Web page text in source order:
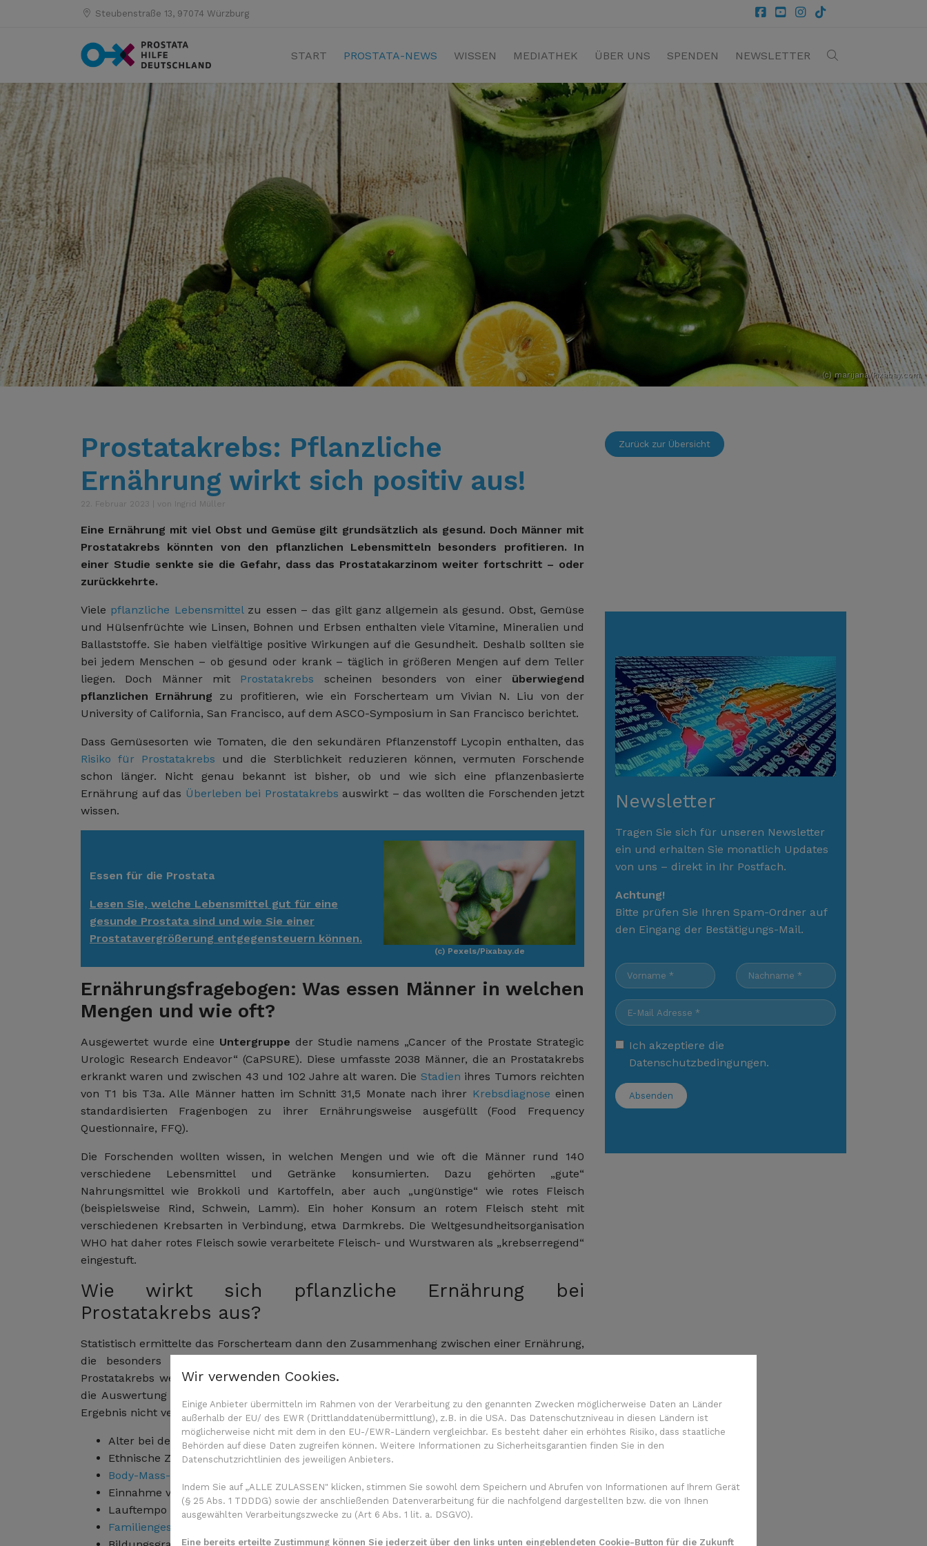
Steubenstraße 13, 97074 Würzburg
START PROSTATA-NEWS WISSEN MEDIATHEK ÜBER UNS SPENDEN NEWSLETTER
(c) marijana/Pixabay.com
Zurück zur Übersicht
Newsletter
Tragen Sie sich für unseren Newsletter
ein und erhalten Sie monatlich Updates
von uns – direkt in Ihr Postfach.
Achtung!
Bitte prüfen Sie Ihren Spam-Ordner auf
den Eingang der Bestätigungs-Mail.
Ich akzeptiere die
Datenschutzbedingungen.
Absenden
Prostatakrebs: Pflanzliche
Ernährung wirkt sich positiv aus!
22. Februar 2023 | von Ingrid Müller
Eine Ernährung mit viel Obst und Gemüse gilt grundsätzlich als gesund. Doch Männer mit
Prostatakrebs könnten von den pflanzlichen Lebensmitteln besonders profitieren. In
einer Studie senkte sie die Gefahr, dass das Prostatakarzinom weiter fortschritt – oder
zurückkehrte.
Viele pflanzliche Lebensmittelzu essen – das gilt ganz allgemein als gesund. Obst, Gemüse
und Hülsenfrüchte wie Linsen, Bohnen und Erbsen enthalten viele Vitamine, Mineralien und
Ballaststoffe. Sie haben vielfältige positive Wirkungen auf die Gesundheit. Deshalb sollten sie
bei jedem Menschen – ob gesund oder krank – täglich in größeren Mengen auf dem Teller
liegen. Doch Männer mit Prostatakrebs scheinen besonders von einer überwiegend
pflanzlichen Ernährung zu profitieren, wie ein Forscherteam um Vivian N. Liu von der
University of California, San Francisco, auf dem ASCO-Symposium in San Francisco berichtet.
Dass Gemüsesorten wie Tomaten, die den sekundären Pflanzenstoff Lycopin enthalten, das
Risiko für Prostatakrebs und die Sterblichkeit reduzieren können, vermuten Forschende
schon länger. Nicht genau bekannt ist bisher, ob und wie sich eine pflanzenbasierte
Ernährung auf das Überleben bei Prostatakrebs auswirkt – das wollten die Forschenden jetzt
wissen.
Essen für die Prostata
Lesen Sie, welche Lebensmittel gut für eine
gesunde Prostata sind und wie Sie einer
Prostatavergrößerung entgegensteuern können.
(c) Pexels/Pixabay.de
Ernährungsfragebogen: Was essen Männer in welchen
Mengen und wie oft?
Ausgewertet wurde eine Untergruppe der Studie namens „Cancer of the Prostate Strategic
Urologic Research Endeavor“ (CaPSURE). Diese umfasste 2038 Männer, die an Prostatakrebs
erkrankt waren und zwischen 43 und 102 Jahre alt waren. Die Stadien ihres Tumors reichten
von T1 bis T3a. Alle Männer hatten im Schnitt 31,5 Monate nach ihrer Krebsdiagnose einen
standardisierten Fragenbogen zu ihrer Ernährungsweise ausgefüllt (Food Frequency
Questionnaire, FFQ).
Die Forschenden wollten wissen, in welchen Mengen und wie oft die Männer rund 140
verschiedene Lebensmittel und Getränke konsumierten. Dazu gehörten „gute“
Nahrungsmittel wie Brokkoli und Kartoffeln, aber auch „ungünstige“ wie rotes Fleisch
(beispielsweise Rind, Schwein, Lamm). Ein hoher Konsum an rotem Fleisch steht mit
verschiedenen Krebsarten in Verbindung, etwa Darmkrebs. Die Weltgesundheitsorganisation
WHO hat daher rotes Fleisch sowie verarbeitete Fleisch- und Wurstwaren als „krebserregend“
eingestuft.
Wie wirkt sich pflanzliche Ernährung bei
Prostatakrebs aus?
Statistisch ermittelte das Forscherteam dann den Zusammenhang zwischen einer Ernährung,
die besonders reich an pflanzlichen Lebensmitteln war, und dem Risiko, dass der
Prostatakrebs weiter fortschritt (das Progressionsrisiko) oder zurückkehrte (
die Auswertung flossen noch verschiedene andere Faktoren mit ein, damit sie später das
Ergebnis nicht verfälschten. Beispiele:
Alter bei der Prostatakrebsdiagnose
Ethnische Zugehörigkeit
Body-Mass-Index
Einnahme von Nahrungsergänzungsmitteln(beispielsweise Vitamine, Kalzium, Selen)
Lauftempo
Familiengeschichte
Wir verwenden Cookies.
Einige Anbieter übermitteln im Rahmen von der Verarbeitung zu den genannten Zwecken möglicherweise Daten an Länder
außerhalb der EU/ des EWR (Drittlanddatenübermittlung), z.B. in die USA. Das Datenschutzniveau in diesen Ländern ist
möglicherweise nicht mit dem in den EU-/EWR-Ländern vergleichbar. Es besteht daher ein erhöhtes Risiko, dass staatliche
Behörden auf diese Daten zugreifen können. Weitere Informationen zu Sicherheitsgarantien finden Sie in den
Datenschutzrichtlinien des jeweiligen Anbieters.
Indem Sie auf „ALLE ZULASSEN" klicken, stimmen Sie sowohl dem Speichern und Abrufen von Informationen auf Ihrem Gerät
(§ 25 Abs. 1 TDDDG) sowie der anschließenden Datenverarbeitung für die nachfolgend dargestellten bzw. die von Ihnen
ausgewählten Verarbeitungszwecke zu (Art 6 Abs. 1 lit. a. DSGVO).
Eine bereits erteilte Zustimmung können Sie jederzeit über den links unten eingeblendeten Cookie-Button für die Zukunft